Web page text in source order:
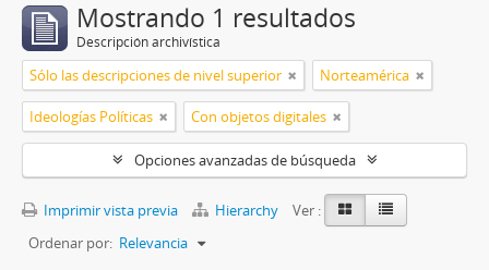
Mostrando 1 resultados
Descripción archivística
Sólo las descripciones de nivel superior Norteamérica
Ideologías Políticas Con objetos digitales
Opciones avanzadas de búsqueda
Imprimir vista previa Hierarchy
Ver :
Ordenar por: Relevancia